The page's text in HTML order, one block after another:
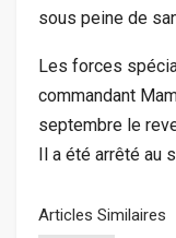
sous peine de
Les forces
commandant
septembre le
Il a été arrêté au
Articles Similaires